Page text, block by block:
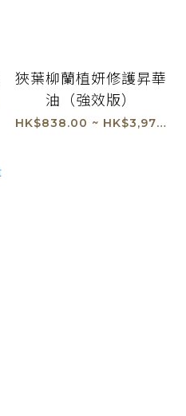
狹葉柳蘭植妍修護昇華
油（強效版）
HK$838.00 ~ HK$3,970.00